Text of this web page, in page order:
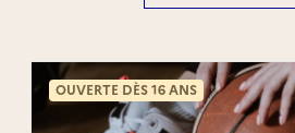
OUVERTE DÈS 16 ANS